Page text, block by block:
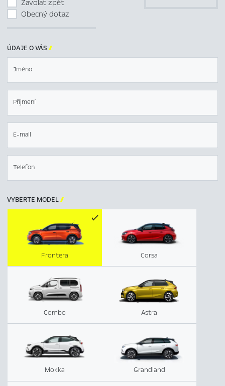
Zavolat zpět
Obecný dotaz
ÚDAJE O VÁS 
Jméno
Příjmení
E-mail
Telefon
VYBERTE MODEL
Corsa
Combo
Frontera
Astra
Mokka Grandland